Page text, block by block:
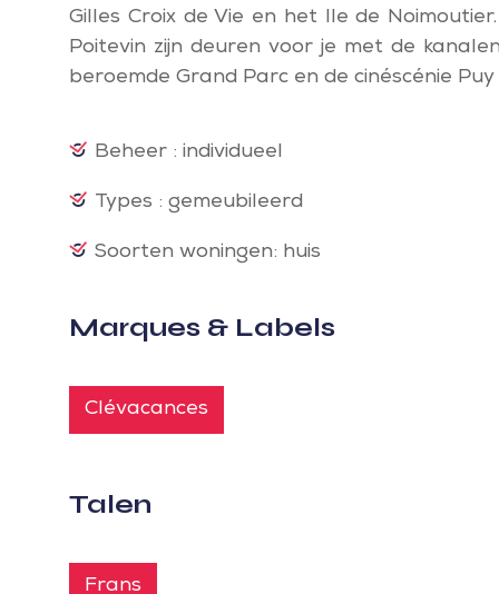
Gilles Croix de Vie en het Ile de
Poitevin zijn deuren voor je met de
beroemde Grand Parc en de cinéscénie Puy
Beheer : individueel
Types : gemeubileerd
Soorten woningen: huis
Marques & Labels
Clévacances
Talen
Frans